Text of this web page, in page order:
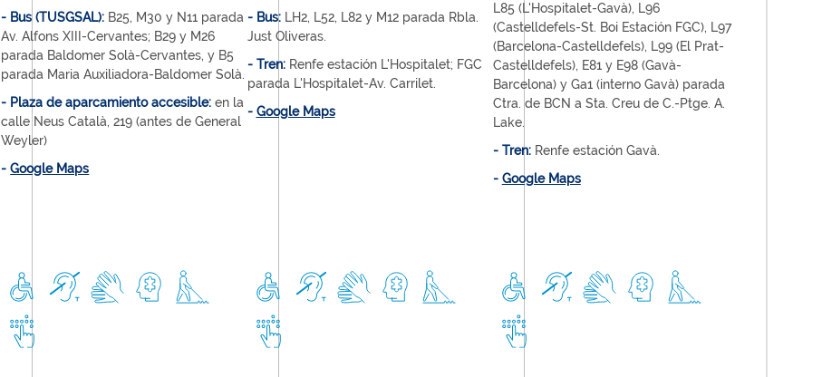
- Bus (TUSGSAL): B25, M30 y N11 parada
Av. Alfons XIII-Cervantes; B29 y M26
parada Baldomer Solà-Cervantes, y B5
parada Maria Auxiliadora-Baldomer Solà.
- Plaza de aparcamiento accesible: en la
calle Neus Català, 219 (antes de General
Weyler)
-Google Maps
- Bus:LH2, L52, L82 y M12 parada Rbla.
Just Oliveras.
- Tren:Renfe estación L'Hospitalet; FGC
parada L'Hospitalet-Av. Carrilet.
- Google Maps
L85 (L'Hospitalet-Gavà), L96
(Castelldefels-St. Boi Estación FGC), L97
(Barcelona-Castelldefels), L99 (El Prat-
Castelldefels), E81 y E98 (Gavà-
Barcelona) y Ga1 (interno Gavà) parada
Ctra. de BCN a Sta. Creu de C.-Ptge. A.
Lake.
- Tren:Renfe estación Gavà.
- Google Maps